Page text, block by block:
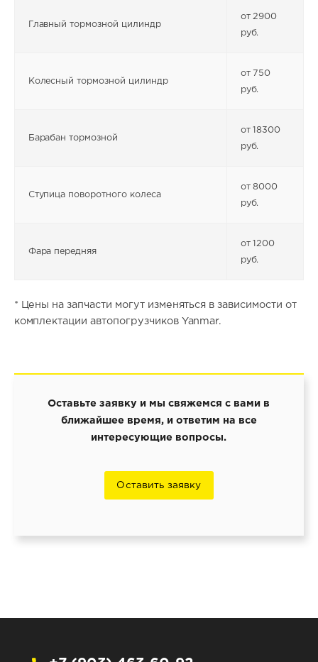
Главный тормозной цилиндр
от 2900
руб.
Колесный тормозной цилиндр
от 750
руб.
Барабан тормозной
от 18300
руб.
Ступица поворотного колеса
от 8000
руб.
Фара передняя
от 1200
руб.
* Цены на запчасти могут изменяться в зависимости от
комплектации автопогрузчиков Yanmar.
Оставьте заявку и мы свяжемся с вами в
ближайшее время, и ответим на все
интересующие вопросы.
Оставить заявку